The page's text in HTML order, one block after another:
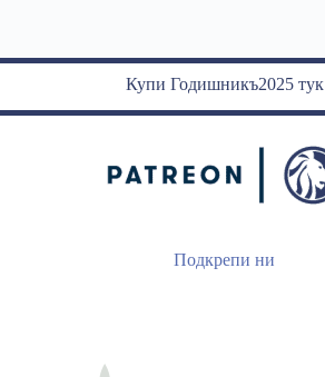
Купи Годишникъ2025 тук
Подкрепи ни